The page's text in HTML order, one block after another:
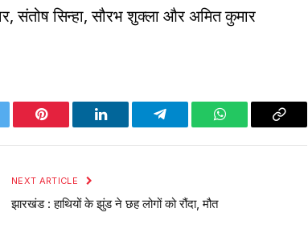
संतोष सिन्हा, सौरभ शुक्ला और अमित कुमार
Pinterest LinkedIn Telegram WhatsAppCopy
NEXT ARTICLE
झारखंड : हाथियों के झुंड ने छह लोगों को रौंदा, मौत